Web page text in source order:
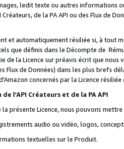
ledit texte ou autres informations
Créateurs, de la PA API ou des Flux de
et automatiquement résiliée si, à
que définis dans le Décompte de
de la Licence sur préavis écrit que
Flux de Données) dans les plus
concernés par la Licence
l’API Créateurs et de la PA API
la présente Licence, nous pouvons
audio ou vidéo, logos,
textuelles sur le Produit.